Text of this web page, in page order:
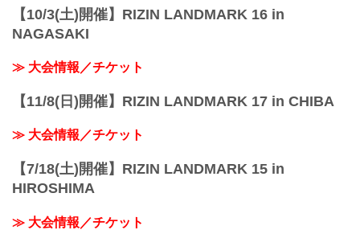
【10/3(土)開催】RIZIN LANDMARK 16 in
NAGASAKI
≫ 大会情報／チケット
【11/8(日)開催】RIZIN LANDMARK 17 in CHIBA
≫ 大会情報／チケット
【7/18(土)開催】RIZIN LANDMARK 15 in
HIROSHIMA
≫ 大会情報／チケット